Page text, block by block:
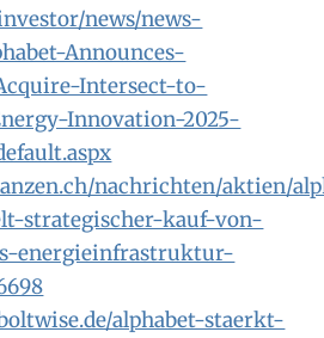
news/news-
Announces-
Intersect-to-
Innovation-2025-
nachrichten/aktien/
strategischer-kauf-von-
energieinfrastruktur-
alphabet-staerkt-